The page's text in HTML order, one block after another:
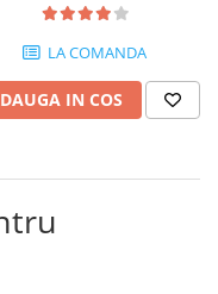
LA COMANDA
IN COS